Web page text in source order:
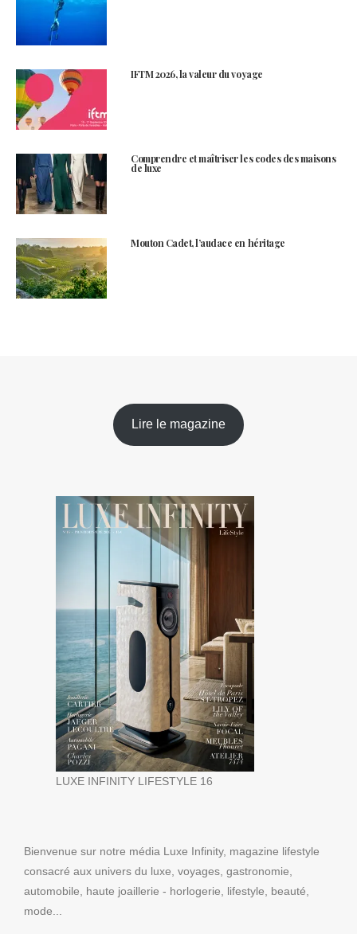
IFTM 2026, la valeur du voyage
Comprendre et maîtriser les codes des maisons
de luxe
Mouton Cadet, l’audace en héritage
Lire le magazine
LUXE INFINITY LIFESTYLE 16
Bienvenue sur notre média Luxe Infinity, magazine lifestyle
consacré aux univers du luxe, voyages, gastronomie,
automobile, haute joaillerie - horlogerie, lifestyle, beauté,
mode...